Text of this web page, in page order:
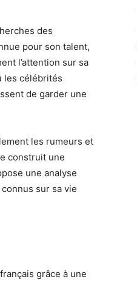
des
pour son talent,
l’attention sur sa
les célébrités
de garder une
les rumeurs et
construit une
une analyse
sur sa vie
grâce à une